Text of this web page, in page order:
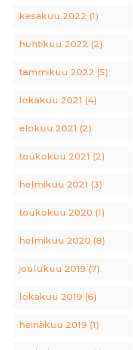
kesäkuu 2022 (1)
huhtikuu 2022 (2)
tammikuu 2022 (5)
lokakuu 2021 (4)
elokuu 2021 (2)
toukokuu 2021 (2)
helmikuu 2021 (3)
toukokuu 2020 (1)
helmikuu 2020 (8)
joulukuu 2019 (7)
lokakuu 2019 (6)
heinäkuu 2019 (1)